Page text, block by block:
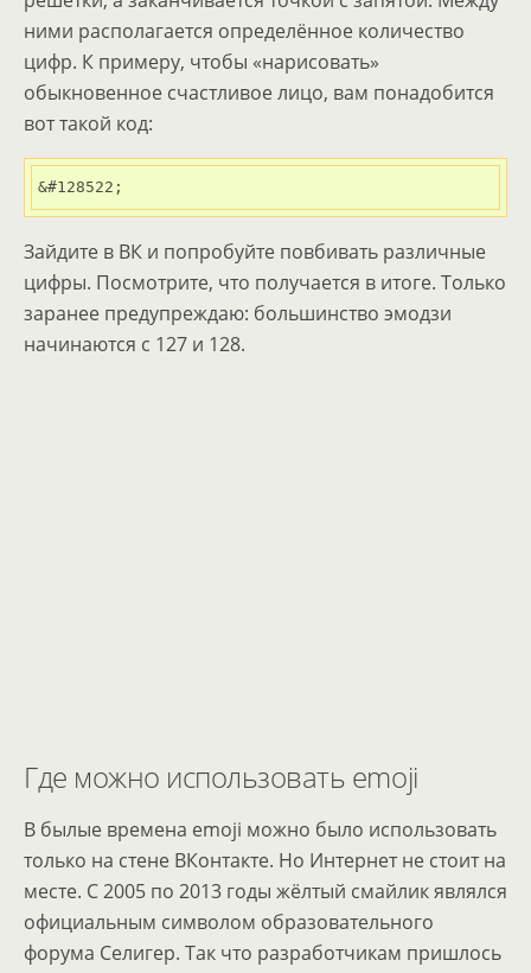
ними располагается определённое количество
цифр. К примеру, чтобы «нарисовать»
обыкновенное счастливое лицо, вам понадобится
вот такой код:
&#128522;
Зайдите в ВК и попробуйте повбивать различные
цифры. Посмотрите, что получается в итоге. Только
заранее предупреждаю: большинство эмодзи
начинаются с 127 и 128.
Где можно использовать emoji
В былые времена emoji можно было использовать
только на стене ВКонтакте. Но Интернет не стоит на
месте. С 2005 по 2013 годы жёлтый смайлик являлся
официальным символом образовательного
форума Селигер. Так что разработчикам пришлось